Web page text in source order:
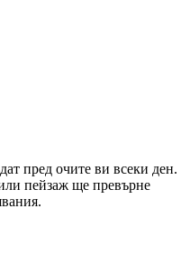
пред очите ви всеки ден.
пейзаж ще превърне